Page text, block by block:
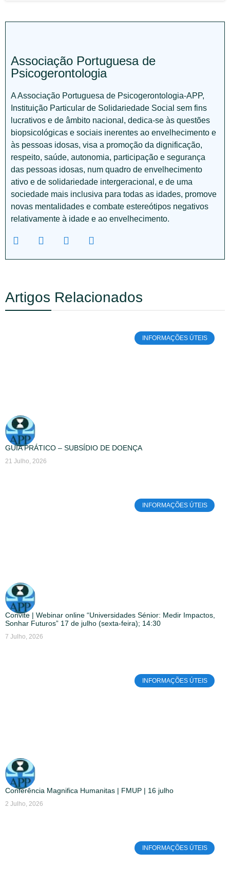
Associação Portuguesa de
Psicogerontologia
A Associação Portuguesa de Psicogerontologia-APP,
Instituição Particular de Solidariedade Social sem fins
lucrativos e de âmbito nacional, dedica-se às questões
biopsicológicas e sociais inerentes ao envelhecimento e
às pessoas idosas, visa a promoção da dignificação,
respeito, saúde, autonomia, participação e segurança
das pessoas idosas, num quadro de envelhecimento
ativo e de solidariedade intergeracional, e de uma
sociedade mais inclusiva para todas as idades, promove
novas mentalidades e combate estereótipos negativos
relativamente à idade e ao envelhecimento.
Artigos Relacionados
INFORMAÇÕES ÚTEIS
GUIA PRÁTICO – SUBSÍDIO DE DOENÇA
21 Julho, 2026
INFORMAÇÕES ÚTEIS
Convite | Webinar online “Universidades Sénior: Medir Impactos,
Sonhar Futuros” 17 de julho (sexta-feira); 14:30
7 Julho, 2026
INFORMAÇÕES ÚTEIS
Conferência Magnifica Humanitas | FMUP | 16 julho
2 Julho, 2026
INFORMAÇÕES ÚTEIS